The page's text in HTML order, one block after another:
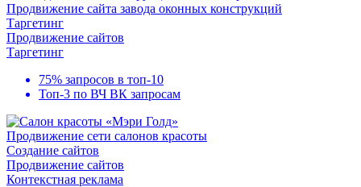
Продвижение сайта завода оконных конструкций
Таргетинг
Продвижение сайтов
Таргетинг
75% запросов в топ-10
Топ-3 по ВЧ ВК запросам
Продвижение сети салонов красоты
Создание сайтов
Продвижение сайтов
Контекстная реклама